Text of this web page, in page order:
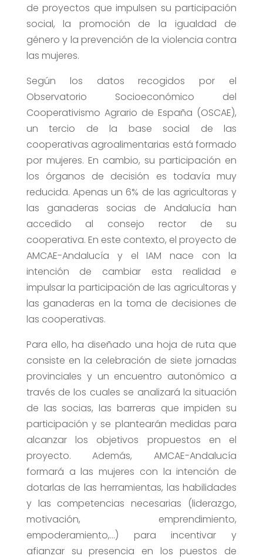
de proyectos que impulsen su participación
social, la promoción de la igualdad de
género y la prevención de la violencia contra
las mujeres.
Según los datos recogidos por el
Observatorio Socioeconómico del
Cooperativismo Agrario de España (OSCAE),
un tercio de la base social de las
cooperativas agroalimentarias está formado
por mujeres. En cambio, su participación en
los órganos de decisión es todavía muy
reducida. Apenas un 6% de las agricultoras y
las ganaderas socias de Andalucía han
accedido al consejo rector de su
cooperativa. En este contexto, el proyecto de
AMCAE-Andalucía y el IAM nace con la
intención de cambiar esta realidad e
impulsar la participación de las agricultoras y
las ganaderas en la toma de decisiones de
las cooperativas.
Para ello, ha diseñado una hoja de ruta que
consiste en la celebración de siete jornadas
provinciales y un encuentro autonómico a
través de los cuales se analizará la situación
de las socias, las barreras que impiden su
participación y se plantearán medidas para
alcanzar los objetivos propuestos en el
proyecto. Además, AMCAE-Andalucía
formará a las mujeres con la intención de
dotarlas de las herramientas, las habilidades
y las competencias necesarias (liderazgo,
motivación, emprendimiento,
empoderamiento,…) para incentivar y
afianzar su presencia en los puestos de